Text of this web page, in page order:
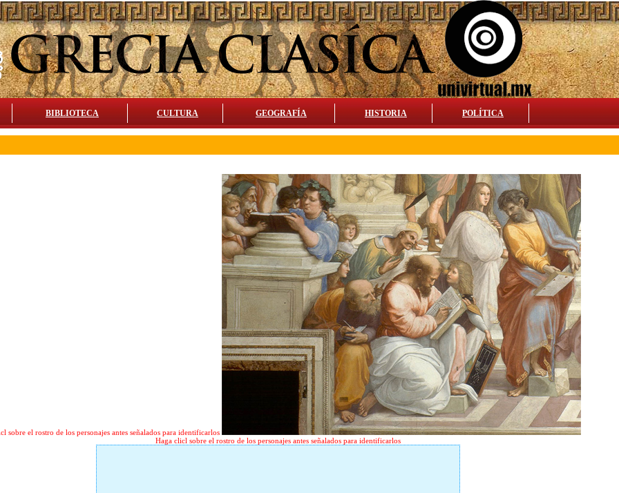
BIBLIOTECA CULTURA GEOGRAFÍA HISTORIA POLÍTICA
sobre el rostro de los personajes antes señalados para identificarlos
Haga clicl sobre el rostro de los personajes antes señalados para identificarlos